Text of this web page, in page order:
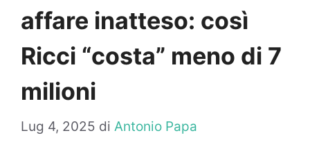
affare inatteso: così
Ricci “costa” meno di 7
milioni
Lug 4, 2025 di Antonio Papa